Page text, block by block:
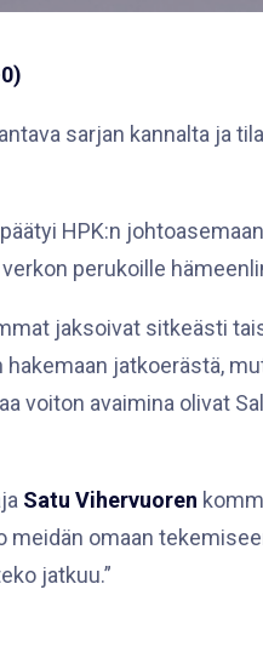
sarjan kannalta ja
HPK:n
perukoille
jaksoivat sitkeästi
jatkoerästä,
voiton avaimina olivat
Satu Vihervuoren
omaan
jatkuu.”